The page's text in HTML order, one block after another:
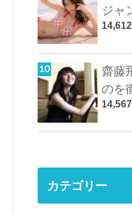
ジャ
齋藤
のを
カテゴリー